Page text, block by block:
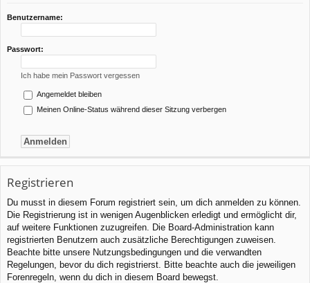
Benutzername:
Passwort:
Ich habe mein Passwort vergessen
Angemeldet bleiben
Meinen Online-Status während dieser Sitzung verbergen
Registrieren
Du musst in diesem Forum registriert sein, um dich anmelden zu können.
Die Registrierung ist in wenigen Augenblicken erledigt und ermöglicht dir,
auf weitere Funktionen zuzugreifen. Die Board-Administration kann
registrierten Benutzern auch zusätzliche Berechtigungen zuweisen.
Beachte bitte unsere Nutzungsbedingungen und die verwandten
Regelungen, bevor du dich registrierst. Bitte beachte auch die jeweiligen
Forenregeln, wenn du dich in diesem Board bewegst.